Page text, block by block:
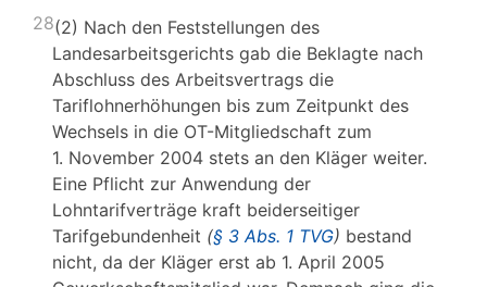
28(2) Nach den Feststellungen des
Landesarbeitsgerichts gab die Beklagte nach
Abschluss des Arbeitsvertrags die
Tariflohnerhöhungen bis zum Zeitpunkt des
Wechsels in die OT-Mitgliedschaft zum
1. November 2004 stets an den Kläger weiter.
Eine Pflicht zur Anwendung der
Lohntarifverträge kraft beiderseitiger
Tarifgebundenheit (§ 3 Abs. 1 TVG) bestand
nicht, da der Kläger erst ab 1. April 2005